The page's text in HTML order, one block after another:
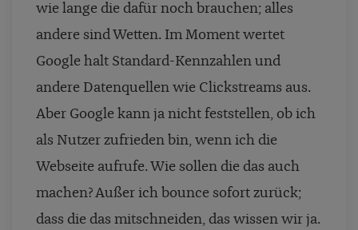
wie lange die dafür noch brauchen; alles
andere sind Wetten. Im Moment wertet
Google halt Standard-Kennzahlen und
andere Datenquellen wie Clickstreams aus.
Aber Google kann ja nicht feststellen, ob ich
als Nutzer zufrieden bin, wenn ich die
Webseite aufrufe. Wie sollen die das auch
machen? Außer ich bounce sofort zurück;
dass die das mitschneiden, das wissen wir ja.